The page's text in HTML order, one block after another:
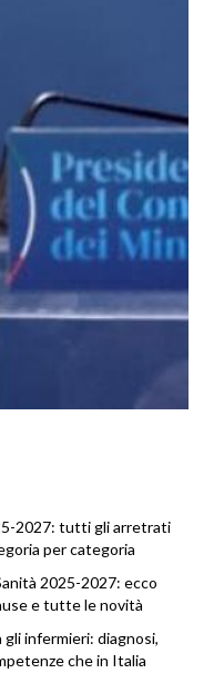
2027: tutti gli arretrati
per categoria
2025-2027: ecco
e tutte le novità
gli infermieri: diagnosi,
che in Italia